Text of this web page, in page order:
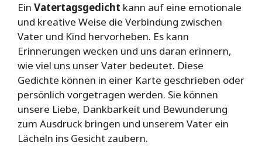
Ein Vatertagsgedicht kann auf eine emotionale
und kreative Weise die Verbindung zwischen
Vater und Kind hervorheben. Es kann
Erinnerungen wecken und uns daran erinnern,
wie viel uns unser Vater bedeutet. Diese
Gedichte können in einer Karte geschrieben oder
persönlich vorgetragen werden. Sie können
unsere Liebe, Dankbarkeit und Bewunderung
zum Ausdruck bringen und unserem Vater ein
Lächeln ins Gesicht zaubern.